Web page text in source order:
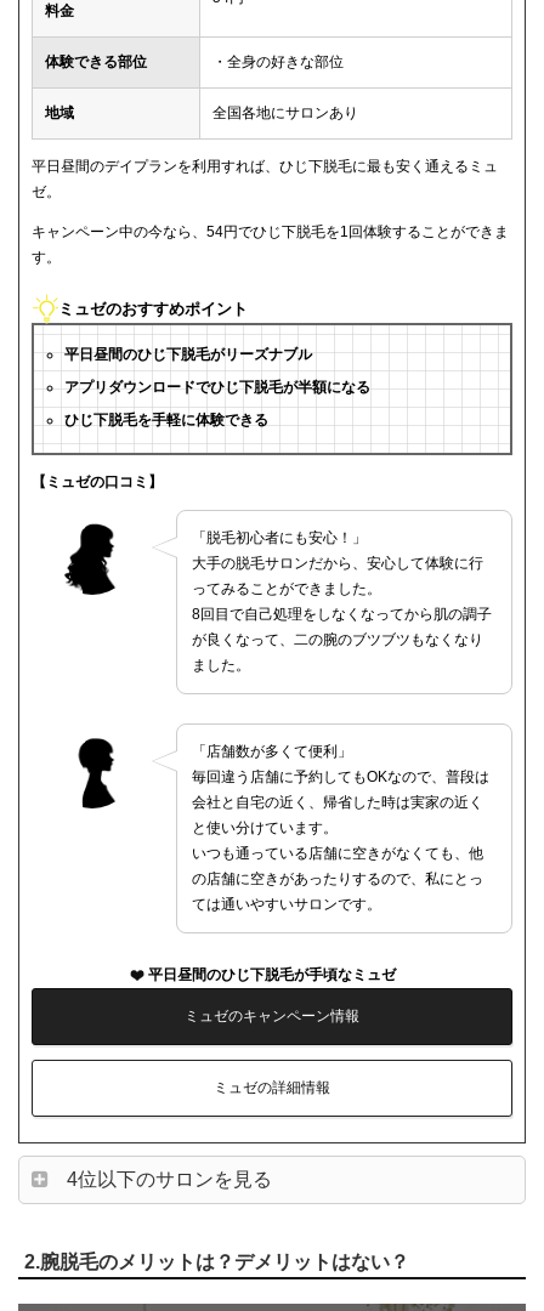
料金
体験できる部位 ・全身の好きな部位
地域 全国各地にサロンあり
平日昼間のデイプランを利用すれば、ひじ下脱毛に最も安く通えるミュ
ゼ。
キャンペーン中の今なら、54円でひじ下脱毛を1回体験することができま
す。
ミュゼのおすすめポイント
平日昼間のひじ下脱毛がリーズナブル
アプリダウンロードでひじ下脱毛が半額になる
ひじ下脱毛を手軽に体験できる
【ミュゼの口コミ】
「脱毛初心者にも安心！」
大手の脱毛サロンだから、安心して体験に行
ってみることができました。
8回目で自己処理をしなくなってから肌の調子
が良くなって、二の腕のブツブツもなくなり
ました。
「店舗数が多くて便利」
毎回違う店舗に予約してもOKなので、普段は
会社と自宅の近く、帰省した時は実家の近く
と使い分けています。
いつも通っている店舗に空きがなくても、他
の店舗に空きがあったりするので、私にとっ
ては通いやすいサロンです。
平日昼間のひじ下脱毛が手頃なミュゼ
ミュゼのキャンペーン情報
ミュゼの詳細情報
4位以下のサロンを見る
2.腕脱毛のメリットは？デメリットはない？